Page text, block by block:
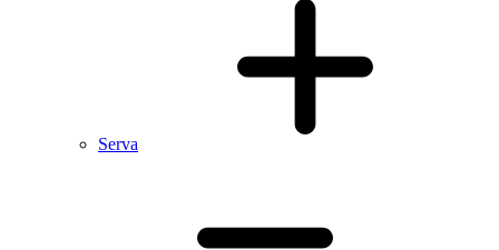
Serva